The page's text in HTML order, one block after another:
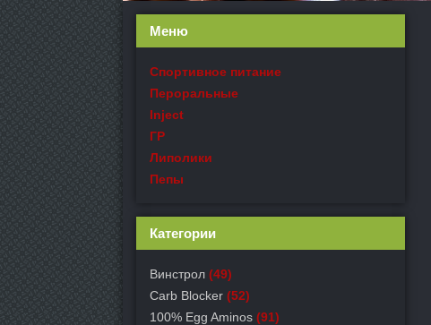
Меню
Спортивное питание
Пероральные
Inject
ГР
Липолики
Пепы
Категории
Винстрол (49)
Carb Blocker (52)
100% Egg Aminos (91)